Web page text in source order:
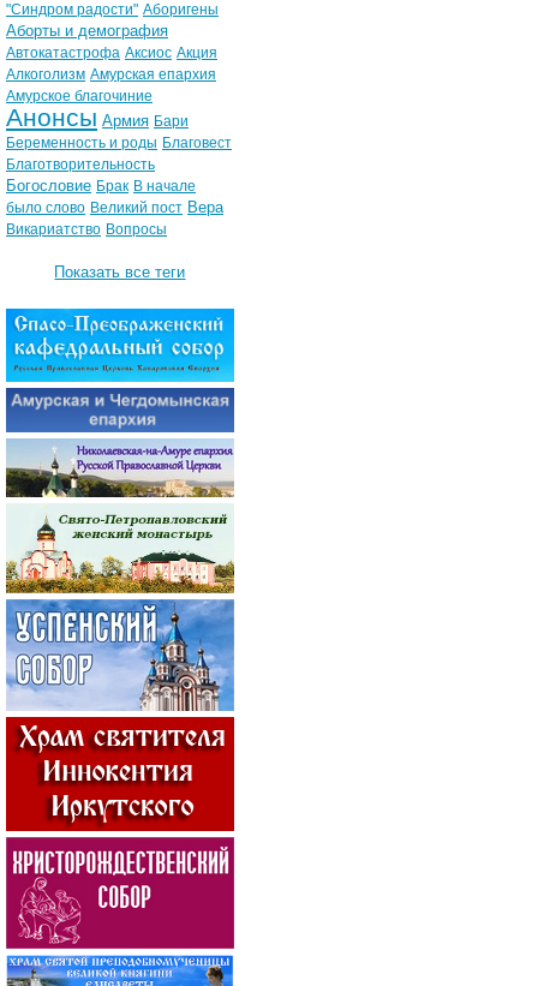
"Синдром радости" Аборигены
Аборты и демография
Автокатастрофа Аксиос Акция
Алкоголизм Амурская епархия
Амурское благочиние
Анонсы Армия Бари
Беременность и роды Благовест
Благотворительность
Богословие Брак В начале
было слово Великий пост Вера
Викариатство Вопросы
Показать все теги